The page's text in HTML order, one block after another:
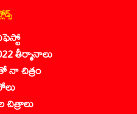
తీర్మానాలు
చిత్రం